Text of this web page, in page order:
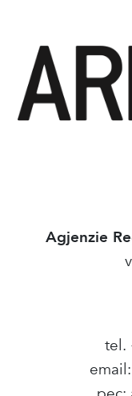
Agjenzie
tel.
email: